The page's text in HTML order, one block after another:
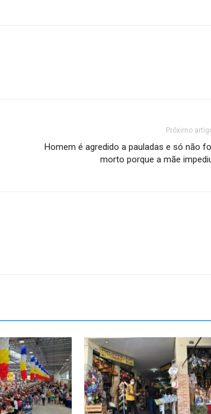
Próximo
Homem é agredido a pauladas e só não
morto porque a mãe